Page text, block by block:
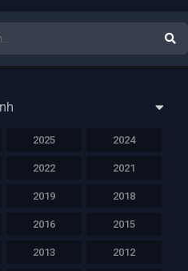
2025 2024
2022 2021
2019 2018
2016 2015
2013 2012